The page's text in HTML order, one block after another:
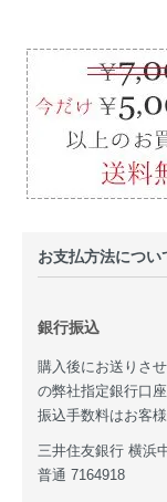
お支払方法につい
銀行振込
購入後にお送りさ
の弊社指定銀行口
振込手数料はお客
三井住友銀行 横浜
普通 7164918